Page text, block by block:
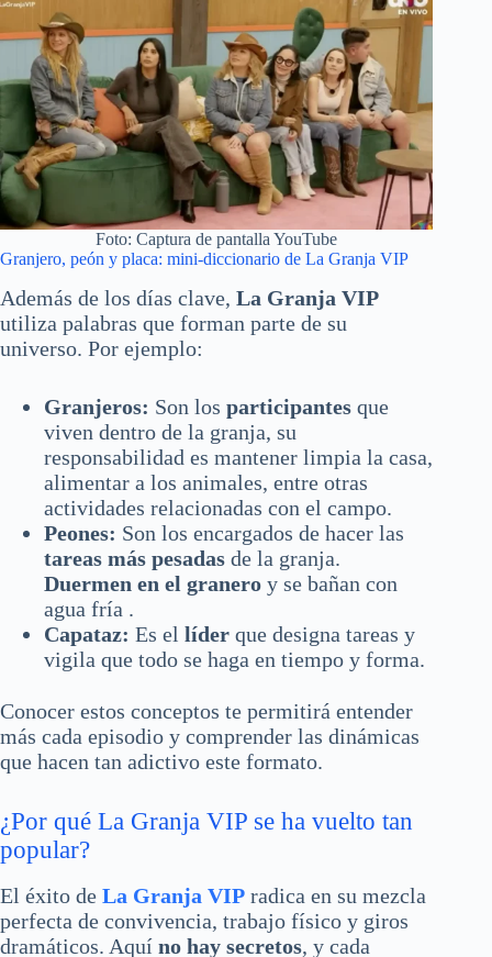
Foto: Captura de pantalla YouTube
Granjero, peón y placa: mini-diccionario de La Granja VIP
Además de los días clave, La Granja VIP
utiliza palabras que forman parte de su
universo. Por ejemplo:
Granjeros: Son los participantes que
viven dentro de la granja, su
responsabilidad es mantener limpia la casa,
alimentar a los animales, entre otras
actividades relacionadas con el campo.
Peones: Son los encargados de hacer las
tareas más pesadas de la granja.
Duermen en el granero y se bañan con
agua fría .
Capataz: Es el líder que designa tareas y
vigila que todo se haga en tiempo y forma.
Conocer estos conceptos te permitirá entender
más cada episodio y comprender las dinámicas
que hacen tan adictivo este formato.
¿Por qué La Granja VIP se ha vuelto tan
popular?
El éxito de La Granja VIP radica en su mezcla
perfecta de convivencia, trabajo físico y giros
dramáticos. Aquí no hay secretos, y cada